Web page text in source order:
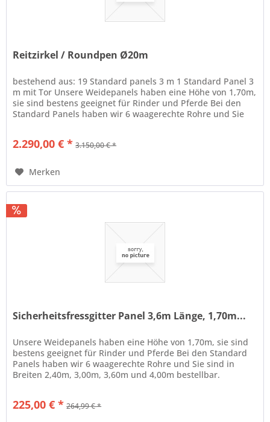
Reitzirkel / Roundpen Ø20m
bestehend aus: 19 Standard panels 3 m 1 Standard Panel 3
m mit Tor Unsere Weidepanels haben eine Höhe von 1,70m,
sie sind bestens geeignet für Rinder und Pferde Bei den
Standard Panels haben wir 6 waagerechte Rohre und Sie
2.290,00 € * 3.150,00 € *
Merken
Sicherheitsfressgitter Panel 3,6m Länge, 1,70m...
Unsere Weidepanels haben eine Höhe von 1,70m, sie sind
bestens geeignet für Rinder und Pferde Bei den Standard
Panels haben wir 6 waagerechte Rohre und Sie sind in
Breiten 2,40m, 3,00m, 3,60m und 4,00m bestellbar.
225,00 € * 264,99 € *